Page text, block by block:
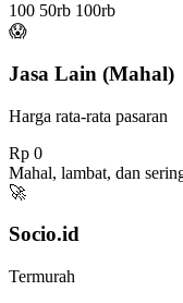
100 50rb 100rb
😱
Jasa Lain (Mahal)
Harga rata-rata pasaran
Rp 0
Mahal, lambat, dan
🚀
Socio.id
Termurah